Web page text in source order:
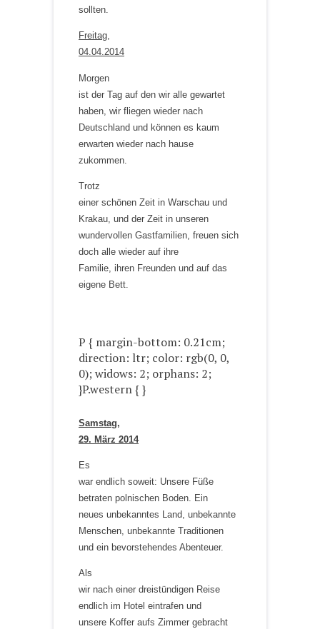
sollten.
Freitag,
04.04.2014
Morgen
ist der Tag auf den wir alle gewartet
haben, wir fliegen wieder nach
Deutschland und können es kaum
erwarten wieder nach hause
zukommen.
Trotz
einer schönen Zeit in Warschau und
Krakau, und der Zeit in unseren
wundervollen Gastfamilien, freuen sich
doch alle wieder auf ihre
Familie, ihren Freunden und auf das
eigene Bett.
P { margin-bottom: 0.21cm;
direction: ltr; color: rgb(0, 0,
0); widows: 2; orphans: 2;
}P.western { }
Samstag,
29. März 2014
Es
war endlich soweit: Unsere Füße
betraten polnischen Boden. Ein
neues unbekanntes Land, unbekannte
Menschen, unbekannte Traditionen
und ein bevorstehendes Abenteuer.
Als
wir nach einer dreistündigen Reise
endlich im Hotel eintrafen und
unsere Koffer aufs Zimmer gebracht